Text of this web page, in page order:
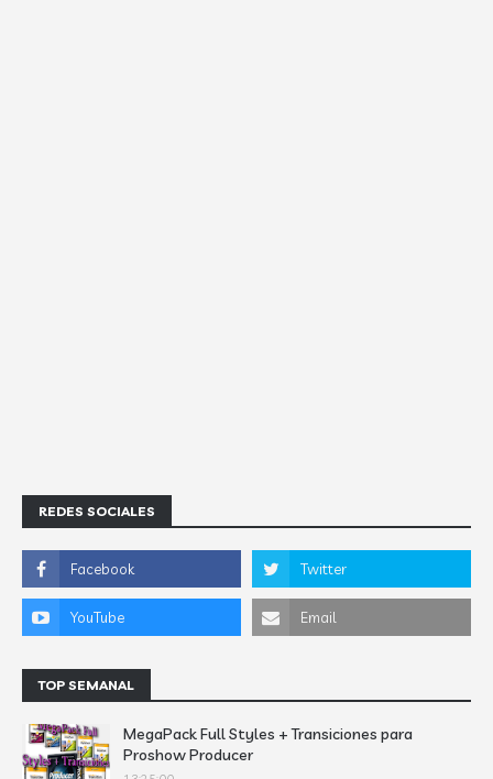
REDES SOCIALES
TOP SEMANAL
MegaPack Full Styles + Transiciones para
Proshow Producer